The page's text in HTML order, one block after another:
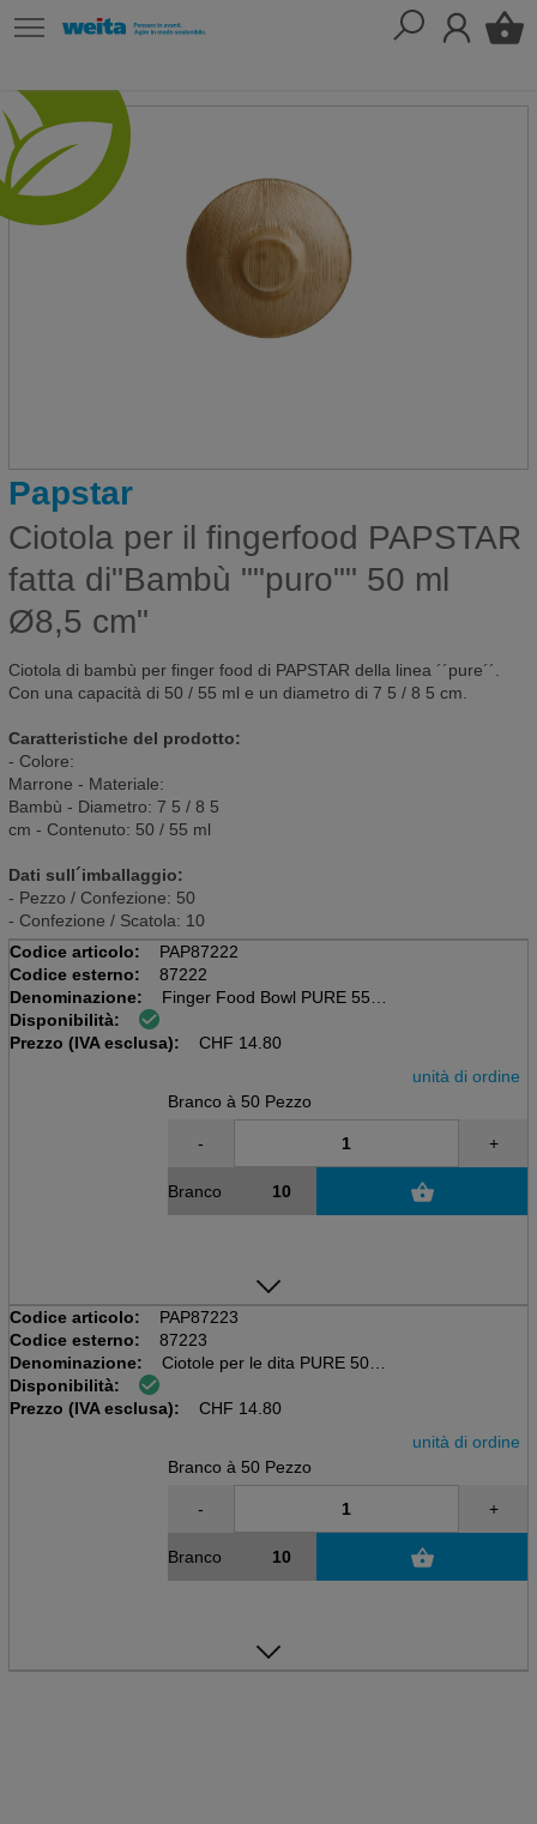
Papstar
Ciotola per il fingerfood PAPSTAR
fatta di"Bambù ""puro"" 50 ml
Ø8,5 cm"
Ciotola di bambù per finger food di PAPSTAR della linea ´´pure´´.
Con una capacità di 50 / 55 ml e un diametro di 7 5 / 8 5 cm.
Caratteristiche del prodotto:
- Colore:
Marrone - Materiale:
Bambù - Diametro: 7 5 / 8 5
cm - Contenuto: 50 / 55 ml
Dati sull´imballaggio:
- Pezzo / Confezione: 50
- Confezione / Scatola: 10
Codice articolo:
PAP87222
Codice esterno:
87222
Denominazione:
Finger Food Bowl PURE 55ml
D 7,5cm
Disponibilità:
Prezzo (IVA esclusa):
CHF 14.80
unità di ordine
Branco à 50 Pezzo
- +
Branco
Codice articolo:
PAP87223
Codice esterno:
87223
Denominazione:
Ciotole per le dita PURE 50ml
D 8,5cm
Disponibilità:
Prezzo (IVA esclusa):
CHF 14.80
unità di ordine
Branco à 50 Pezzo
- +
Branco